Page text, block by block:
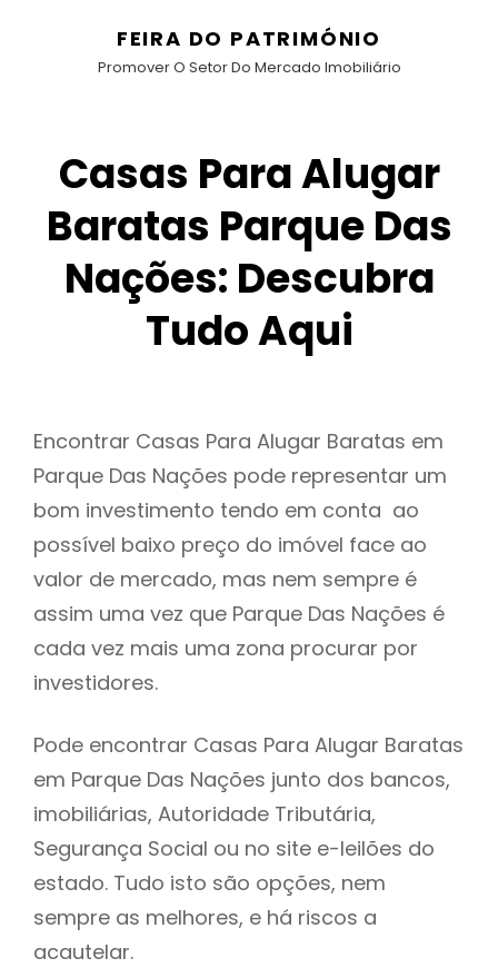
FEIRA DO PATRIMÓNIO
Promover O Setor Do Mercado Imobiliário
Casas Para Alugar
Baratas Parque Das
Nações: Descubra
Tudo Aqui
Encontrar Casas Para Alugar Baratas em
Parque Das Nações pode representar um
bom investimento tendo em conta ao
possível baixo preço do imóvel face ao
valor de mercado, mas nem sempre é
assim uma vez que Parque Das Nações é
cada vez mais uma zona procurar por
investidores.
Pode encontrar Casas Para Alugar Baratas
em Parque Das Nações junto dos bancos,
imobiliárias, Autoridade Tributária,
Segurança Social ou no site e-leilões do
estado. Tudo isto são opções, nem
sempre as melhores, e há riscos a
acautelar.